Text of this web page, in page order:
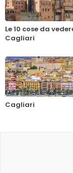
Le 10 cose da
Cagliari
Cagliari